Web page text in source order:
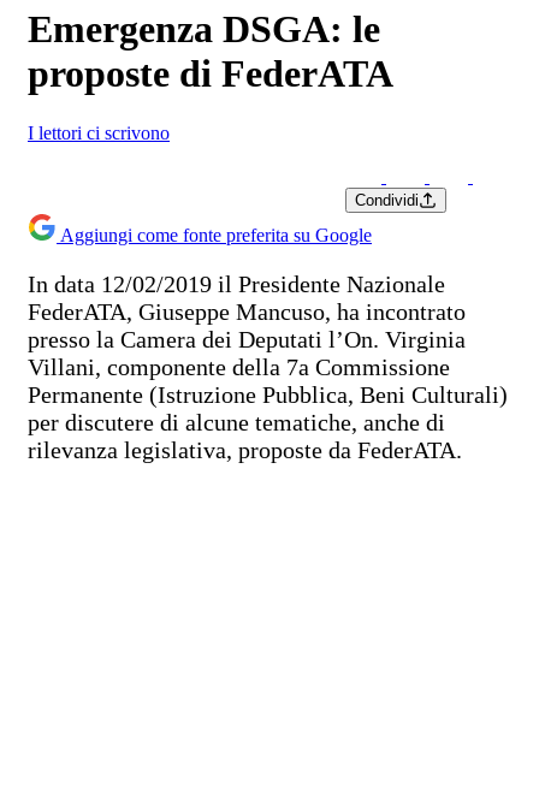
Emergenza DSGA: le
proposte di FederATA
I lettori ci scrivono
Condividi
Aggiungi come fonte preferita su Google
In data 12/02/2019 il Presidente Nazionale
FederATA, Giuseppe Mancuso, ha incontrato
presso la Camera dei Deputati l’On. Virginia
Villani, componente della 7a Commissione
Permanente (Istruzione Pubblica, Beni Culturali)
per discutere di alcune tematiche, anche di
rilevanza legislativa, proposte da FederATA.